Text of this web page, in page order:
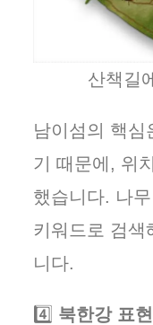
산책길
남이섬의 핵심
기 때문에, 위
했습니다. 나
키워드로 검색
니다.
4️⃣ 북한강 표현